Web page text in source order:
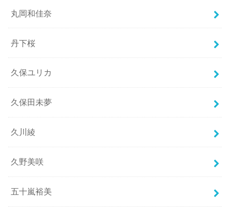
丸岡和佳奈
丹下桜
久保ユリカ
久保田未夢
久川綾
久野美咲
五十嵐裕美